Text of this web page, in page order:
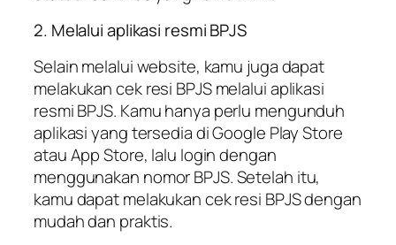
2. Melalui aplikasi resmi BPJS
Selain melalui website, kamu juga dapat
melakukan cek resi BPJS melalui aplikasi
resmi BPJS. Kamu hanya perlu mengunduh
aplikasi yang tersedia di Google Play Store
atau App Store, lalu login dengan
menggunakan nomor BPJS. Setelah itu,
kamu dapat melakukan cek resi BPJS dengan
mudah dan praktis.